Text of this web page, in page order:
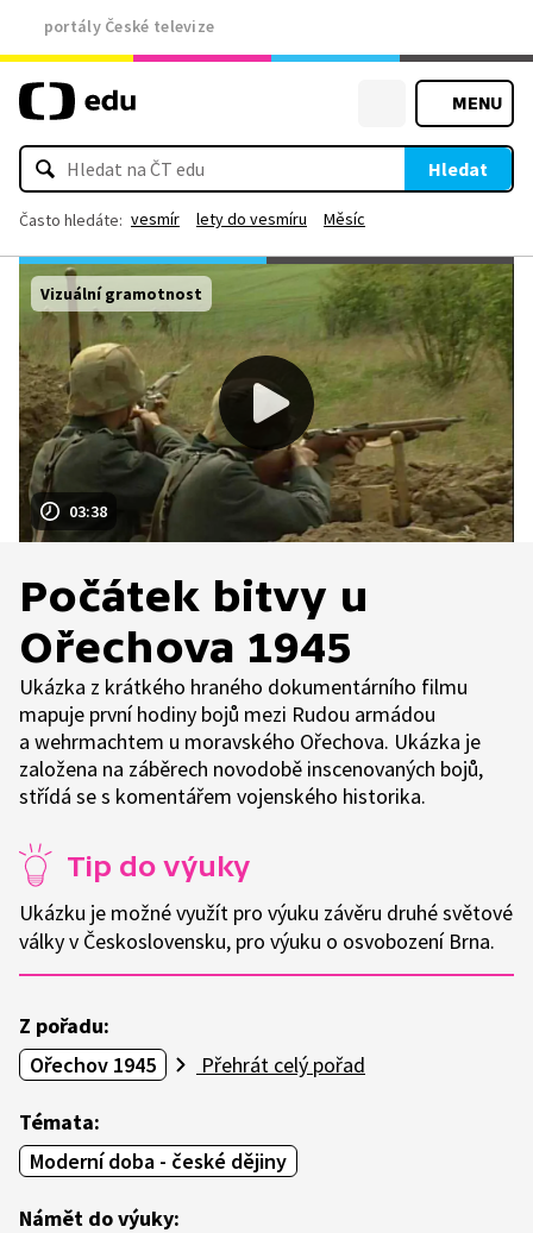
portály České televize
MENU
Hledat
Často hledáte: vesmír lety do vesmíru Měsíc
03:38
Vizuální gramotnost
Počátek bitvy u
Ořechova 1945
Ukázka z krátkého hraného dokumentárního filmu
mapuje první hodiny bojů mezi Rudou armádou
a wehrmachtem u moravského Ořechova. Ukázka je
založena na záběrech novodobě inscenovaných bojů,
střídá se s komentářem vojenského historika.
Tip do výuky
Ukázku je možné využít pro výuku závěru druhé světové
války v Československu, pro výuku o osvobození Brna.
Z pořadu:
Ořechov 1945
Přehrát celý pořad
Témata:
Moderní doba - české dějiny
Námět do výuky: